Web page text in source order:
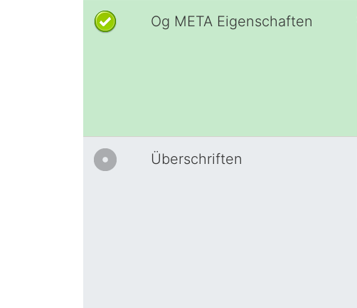
Og META Eigenschaften
Überschriften